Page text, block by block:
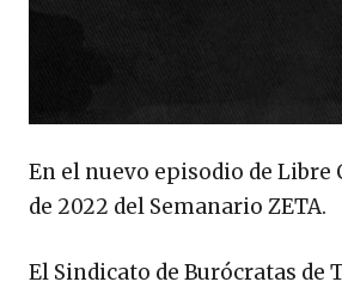
En el nuevo episodio de Libre
de 2022 del Semanario ZETA.
El Sindicato de Burócratas de